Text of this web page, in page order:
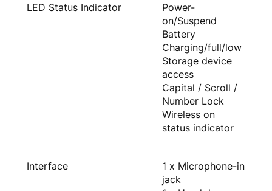
LED Status Indicator
Power-
on/Suspend
Battery
Charging/full/low
Storage device
access
Capital / Scroll /
Number Lock
Wireless on
status indicator
Interface
1 x Microphone-in
jack